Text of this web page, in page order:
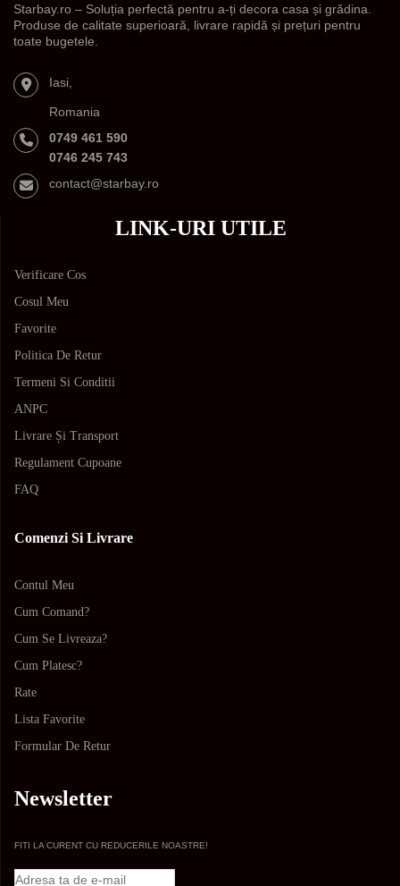
Starbay.ro – Soluția perfectă pentru a-ți decora casa și grădina.
Produse de calitate superioară, livrare rapidă și prețuri pentru
toate bugetele.
Iasi,
Romania
0749 461 590
0746 245 743
contact@starbay.ro
LINK-URI UTILE
Verificare Cos
Cosul Meu
Favorite
Politica De Retur
Termeni Si Conditii
ANPC
Livrare Și Transport
Regulament Cupoane
FAQ
Comenzi Si Livrare
Contul Meu
Cum Comand?
Cum Se Livreaza?
Cum Platesc?
Rate
Lista Favorite
Formular De Retur
Newsletter
FITI LA CURENT CU REDUCERILE NOASTRE!